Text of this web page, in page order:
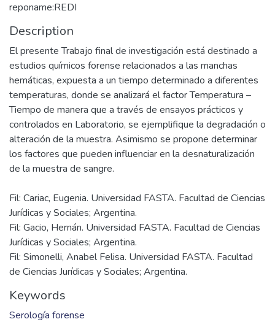
reponame:REDI
Description
El presente Trabajo final de investigación está destinado a
estudios químicos forense relacionados a las manchas
hemáticas, expuesta a un tiempo determinado a diferentes
temperaturas, donde se analizará el factor Temperatura –
Tiempo de manera que a través de ensayos prácticos y
controlados en Laboratorio, se ejemplifique la degradación o
alteración de la muestra. Asimismo se propone determinar
los factores que pueden influenciar en la desnaturalización
Fil: Cariac, Eugenia. Universidad FASTA. Facultad de Ciencias
Jurídicas y Sociales; Argentina.
Fil: Gacio, Hernán. Universidad FASTA. Facultad de Ciencias
Jurídicas y Sociales; Argentina.
Fil: Simonelli, Anabel Felisa. Universidad FASTA. Facultad
de Ciencias Jurídicas y Sociales; Argentina.
Keywords
Serología forense